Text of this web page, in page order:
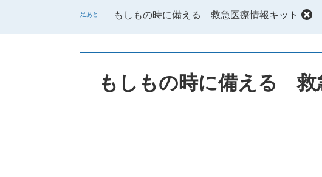
へ
足あと もしもの時に備える 救急医療情報キット
もしもの時に備える 救